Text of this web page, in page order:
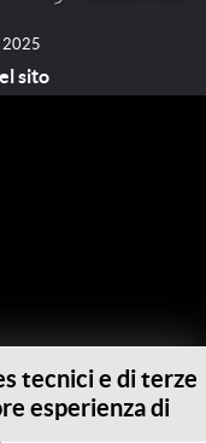
2025
sito
tecnici e di terze
esperienza di